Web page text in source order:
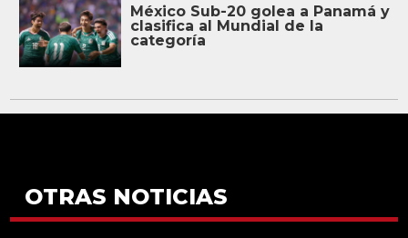
México Sub-20 golea a Panamá y
clasifica al Mundial de la
categoría
OTRAS NOTICIAS